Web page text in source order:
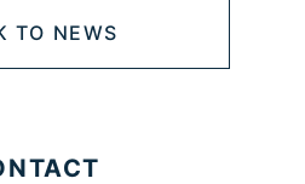
TO NEWS